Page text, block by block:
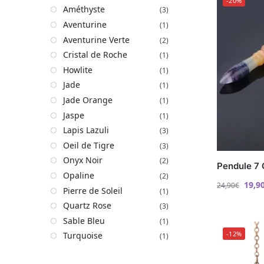
Pendule 7
24,90€
-12%
Améthyste (3)
Aventurine (1)
Aventurine Verte (2)
Cristal de Roche (1)
Howlite (1)
Jade (1)
Jade Orange (1)
Jaspe (1)
Lapis Lazuli (3)
Oeil de Tigre (3)
Onyx Noir (2)
Opaline (2)
Pierre de Soleil (1)
Quartz Rose (3)
Sable Bleu (1)
Turquoise (1)